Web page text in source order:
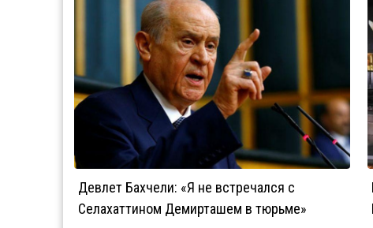
Девлет Бахчели: «Я не встречался с
Селахаттином Демирташем в тюрьме»